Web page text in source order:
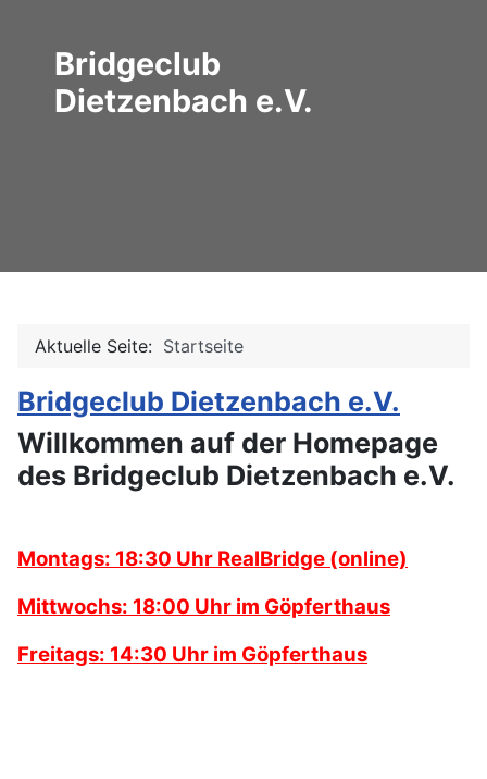
Bridgeclub
Dietzenbach e.V.
Aktuelle Seite: Startseite
Bridgeclub Dietzenbach e.V.
Willkommen auf der Homepage
des Bridgeclub Dietzenbach e.V.
Montags: 18:30 Uhr RealBridge (online)
Mittwochs: 18:00 Uhr im Göpferthaus
Freitags: 14:30 Uhr im Göpferthaus